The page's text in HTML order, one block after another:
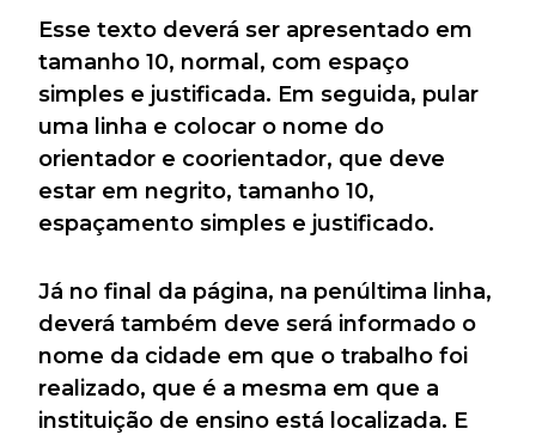
Esse texto deverá ser apresentado em
tamanho 10, normal, com espaço
simples e justificada. Em seguida, pular
uma linha e colocar o nome do
orientador e coorientador, que deve
estar em negrito, tamanho 10,
espaçamento simples e justificado.
Já no final da página, na penúltima linha,
deverá também deve será informado o
nome da cidade em que o trabalho foi
realizado, que é a mesma em que a
instituição de ensino está localizada. E